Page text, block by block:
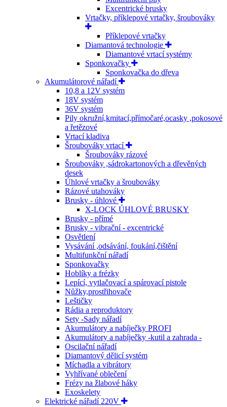
Excentrické brusky
Vrtačky, příklepové vrtačky, šroubováky
Příklepové vrtačky
Diamantová technologie
Diamantové vrtací systémy
Sponkovačky
Sponkovačka do dřeva
Akumulátorové nářadí
10,8 a 12V systém
18V systém
36V systém
Pily okružní,kmitací,přímočaré,ocasky ,pokosové
a řetězové
Vrtací kladiva
Šroubováky vrtací
Šroubováky rázové
Šroubováky ,sádrokartonových a dřevěných
desek
Úhlové vrtačky a šroubováky
Rázové utahováky
Brusky - úhlové
X-LOCK ÚHLOVÉ BRUSKY
Brusky - přímé
Brusky - vibrační - excentrické
Osvětlení
Vysávání ,odsávání, foukání,čištění
Multifunkční nářadí
Sponkovačky
Hoblíky a frézky
Lepící, vytlačovací a spárovací pistole
Nůžky,prostřihovače
Leštičky
Rádia a reproduktory
Sety -Sady nářadí
Akumulátory a nabíječky PROFI
Akumulátory a nabíječky -kutil a zahrada -
Oscilační nářadí
Diamantový dělicí systém
Míchadla a vibrátory
Vyhřívané oblečení
Frézy na žlabové háky
Exoskelety
Elektrické nářadí 220V